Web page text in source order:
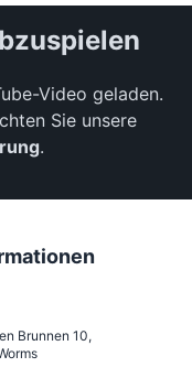
Video geladen.
Sie unsere
.
Brunnen 10,